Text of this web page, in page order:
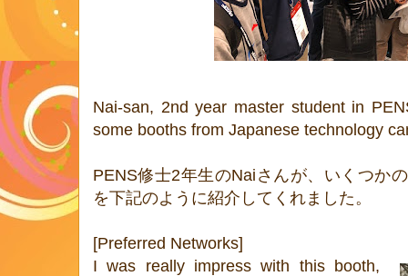
Nai-san, 2nd year master student in
some booths from Japanese technology
PENS修士2年生のNaiさんが、いくつか
を下記のように紹介してくれました。
[Preferred Networks]
I was really impress with this booth,